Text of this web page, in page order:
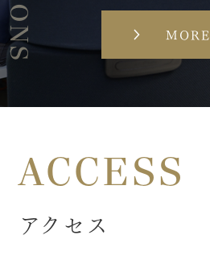
MORE
ACCESS
アクセス